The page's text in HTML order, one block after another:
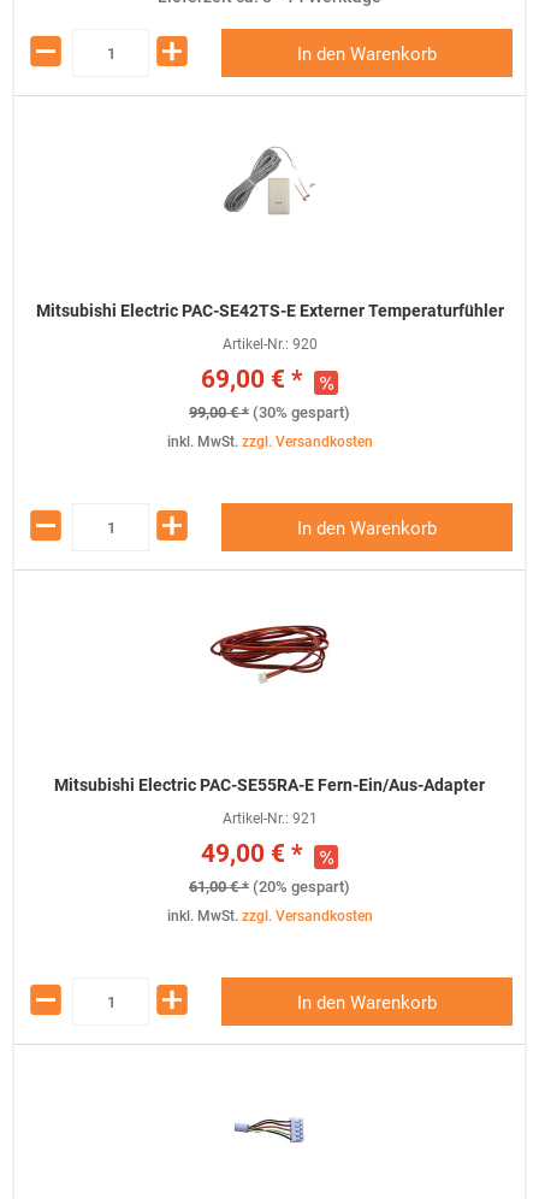
In den Warenkorb
Mitsubishi Electric PAC-SE42TS-E Externer Temperaturfühler
Artikel-Nr.: 920
69,00 € *
99,00 € * (30% gespart)
inkl. MwSt. zzgl. Versandkosten
In den Warenkorb
Mitsubishi Electric PAC-SE55RA-E Fern-Ein/Aus-Adapter
Artikel-Nr.: 921
49,00 € *
61,00 € * (20% gespart)
inkl. MwSt. zzgl. Versandkosten
In den Warenkorb